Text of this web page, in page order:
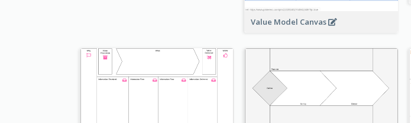
Value Model Canvas